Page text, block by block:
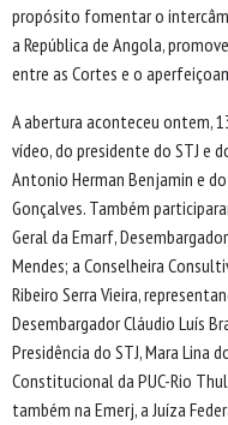
propósito fomentar o
a República de Angola,
entre as Cortes e o
A abertura aconteceu ontem,
vídeo, do presidente do STJ e
Antonio Herman Benjamin e
Gonçalves. Também
Geral da Emarf,
Mendes; a Conselheira
Ribeiro Serra Vieira,
Desembargador Cláudio Luís
Presidência do STJ, Mara Lina
Constitucional da PUC-Rio
também na Emerj, a Juíza